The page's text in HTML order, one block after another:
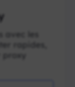
les
rapides,
proxy